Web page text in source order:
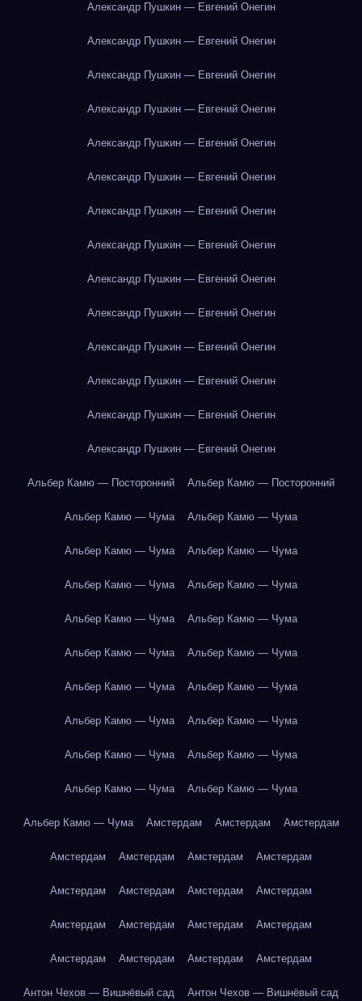
Александр Пушкин — Евгений Онегин
Александр Пушкин — Евгений Онегин
Александр Пушкин — Евгений Онегин
Александр Пушкин — Евгений Онегин
Александр Пушкин — Евгений Онегин
Александр Пушкин — Евгений Онегин
Александр Пушкин — Евгений Онегин
Александр Пушкин — Евгений Онегин
Александр Пушкин — Евгений Онегин
Александр Пушкин — Евгений Онегин
Александр Пушкин — Евгений Онегин
Александр Пушкин — Евгений Онегин
Александр Пушкин — Евгений Онегин
Александр Пушкин — Евгений Онегин
Альбер Камю — Посторонний Альбер Камю — Посторонний
Альбер Камю — Чума Альбер Камю — Чума
Альбер Камю — Чума Альбер Камю — Чума
Альбер Камю — Чума Альбер Камю — Чума
Альбер Камю — Чума Альбер Камю — Чума
Альбер Камю — Чума Альбер Камю — Чума
Альбер Камю — Чума Альбер Камю — Чума
Альбер Камю — Чума Альбер Камю — Чума
Альбер Камю — Чума Альбер Камю — Чума
Альбер Камю — Чума Альбер Камю — Чума
Альбер Камю — Чума Амстердам Амстердам Амстердам
Амстердам Амстердам Амстердам Амстердам
Амстердам Амстердам Амстердам Амстердам
Амстердам Амстердам Амстердам Амстердам
Амстердам Амстердам Амстердам Амстердам
Антон Чехов — Вишнёвый сад Антон Чехов — Вишнёвый сад